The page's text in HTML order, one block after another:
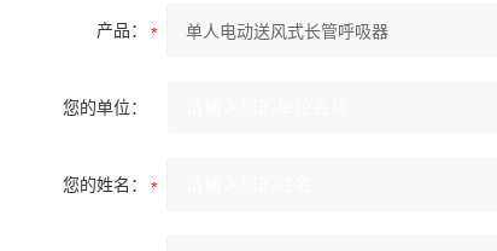
产品：
您的单位：
您的姓名：